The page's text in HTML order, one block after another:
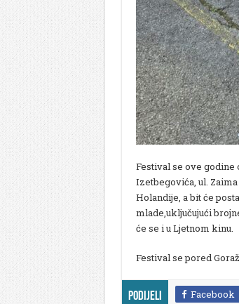
Festival se ove godine
Izetbegovića, ul.
Holandije, a bit će
mlade,uključujući
će se i u Ljetnom kinu.
Festival se pored
Podijeli Facebook